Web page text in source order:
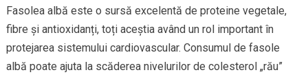
Fasolea albă este o sursă excelentă de proteine vegetale,
fibre și antioxidanți, toți aceștia având un rol important în
protejarea sistemului cardiovascular. Consumul de fasole
albă poate ajuta la scăderea nivelurilor de colesterol „rău”